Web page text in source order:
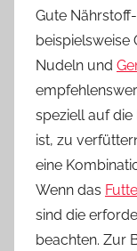
Gute
beispielsweise
Nudeln und
speziell auf
ist, zu
eine
Wenn das
sind die
beachten. Zur